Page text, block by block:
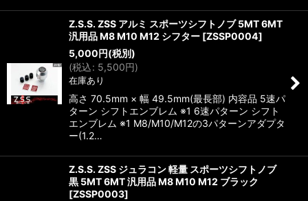
Z.S.S. ZSS アルミ スポーツシフトノブ 5MT 6MT
汎用品 M8 M10 M12 シフター [ZSSP0004]
5,000円(税別)
(税込: 5,500円)
在庫あり
高さ 70.5mm × 幅 49.5mm(最長部) 内容品 5速パ
ターン シフトエンブレム ※1 6速パターン シフト
エンブレム ※1 M8/M10/M12の3パターンアダプタ
ー(1.2…
Z.S.S. ZSS ジュラコン 軽量 スポーツシフトノブ
黒 5MT 6MT 汎用品 M8 M10 M12 ブラック
[ZSSP0003]